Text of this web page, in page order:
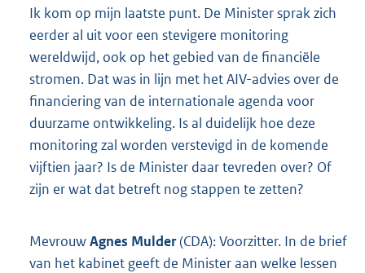
Ik kom op mijn laatste punt. De Minister sprak zich
eerder al uit voor een stevigere monitoring
wereldwijd, ook op het gebied van de financiële
stromen. Dat was in lijn met het AIV-advies over de
financiering van de internationale agenda voor
duurzame ontwikkeling. Is al duidelijk hoe deze
monitoring zal worden verstevigd in de komende
vijftien jaar? Is de Minister daar tevreden over? Of
zijn er wat dat betreft nog stappen te zetten?
MevrouwAgnes Mulder(CDA): Voorzitter. In de brief
van het kabinet geeft de Minister aan welke lessen